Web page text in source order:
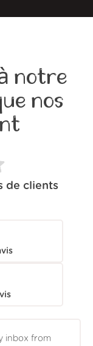
notre
nos
de clients
inbox from